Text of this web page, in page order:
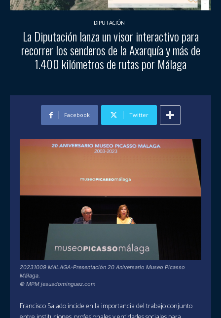
DIPUTACIÓN
La Diputación lanza un visor interactivo para
recorrer los senderos de la Axarquía y más de
1.400 kilómetros de rutas por Málaga
Facebook Twitter
20231009 MALAGA-Presentación 20 Aniversario Museo Picasso
Málaga.
© MPM jesusdominguez.com
Francisco Salado incide en la importancia del trabajo conjunto